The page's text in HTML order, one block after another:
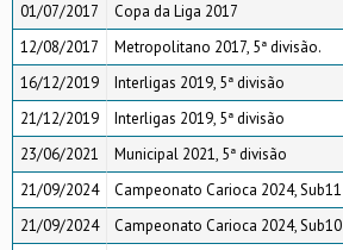
01/07/2017
Copa da Liga 2017
12/08/2017
Metropolitano 2017, 5ª divisão.
16/12/2019
Interligas 2019, 5ª divisão
21/12/2019
Interligas 2019, 5ª divisão
23/06/2021
Municipal 2021, 5ª divisão
21/09/2024
Campeonato Carioca 2024, Sub11
21/09/2024
Campeonato Carioca 2024, Sub10